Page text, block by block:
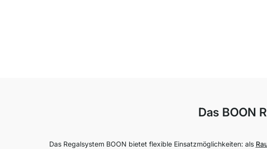
Das BOON
Das Regalsystem BOON bietet flexible Einsatzmöglichkeiten: als